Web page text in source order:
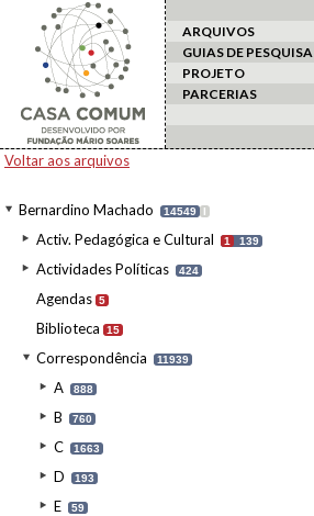
ARQUIVOS
GUIAS DE PESQUISA
PROJETO
PARCERIAS
Voltar aos arquivos
Bernardino Machado 14549 I
Activ. Pedagógica e Cultural 1 139
Actividades Políticas 424
Agendas 5
Biblioteca 15
Correspondência 11939
A 888
B 760
C 1663
D 193
E 59